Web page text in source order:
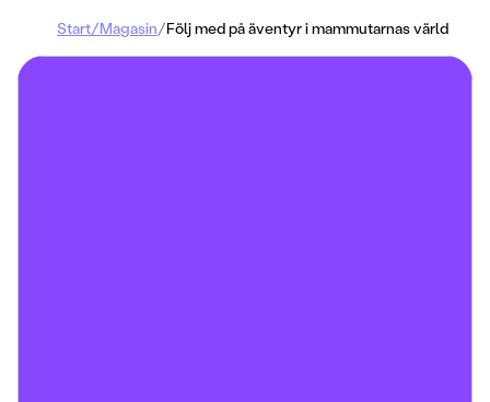
Start/Magasin/Följ med på äventyr i mammutarnas värld